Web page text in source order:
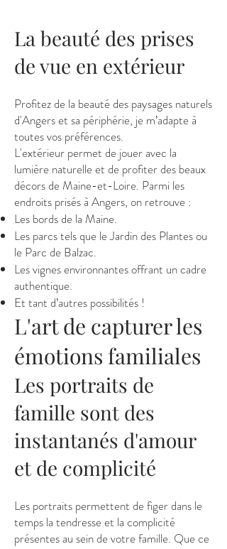
La beauté des prises
de vue en extérieur
Profitez de la beauté des paysages naturels
d'Angers et sa périphérie, je m’adapte à
toutes vos préférences.
L'extérieur permet de jouer avec la
lumière naturelle et de profiter des beaux
décors de Maine-et-Loire. Parmi les
endroits prisés à Angers, on retrouve :
Les bords de la Maine.
Les parcs tels que le Jardin des Plantes ou
le Parc de Balzac.
Les vignes environnantes offrant un cadre
authentique.
Et tant d’autres possibilités !
L'art de capturer les
émotions familiales
Les portraits de
famille sont des
instantanés d'amour
et de complicité
Les portraits permettent de figer dans le
temps la tendresse et la complicité
présentes au sein de votre famille. Que ce